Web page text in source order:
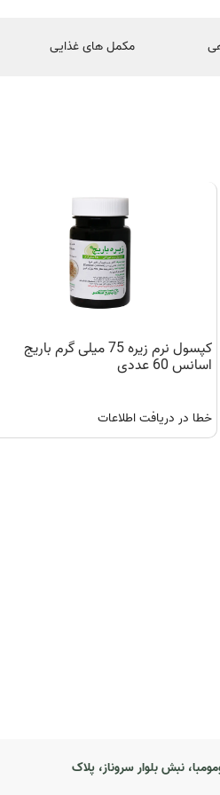
مکمل های غذایی
کپسول نرم زیره 75 میلی گرم باریج
اسانس 60 عددی
خطا در دریافت اطلاعات
نبش بلوار سروناز، پلاک